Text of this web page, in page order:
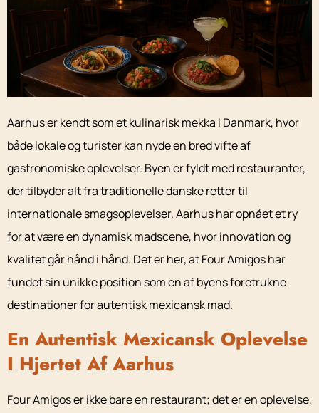
Aarhus er kendt som et kulinarisk mekka i Danmark, hvor
både lokale og turister kan nyde en bred vifte af
gastronomiske oplevelser. Byen er fyldt med restauranter,
der tilbyder alt fra traditionelle danske retter til
internationale smagsoplevelser. Aarhus har opnået et ry
for at være en dynamisk madscene, hvor innovation og
kvalitet går hånd i hånd. Det er her, at Four Amigos har
fundet sin unikke position som en af byens foretrukne
destinationer for autentisk mexicansk mad.
En Autentisk Mexicansk Oplevelse
I Hjertet Af Aarhus
Four Amigos er ikke bare en restaurant; det er en oplevelse,